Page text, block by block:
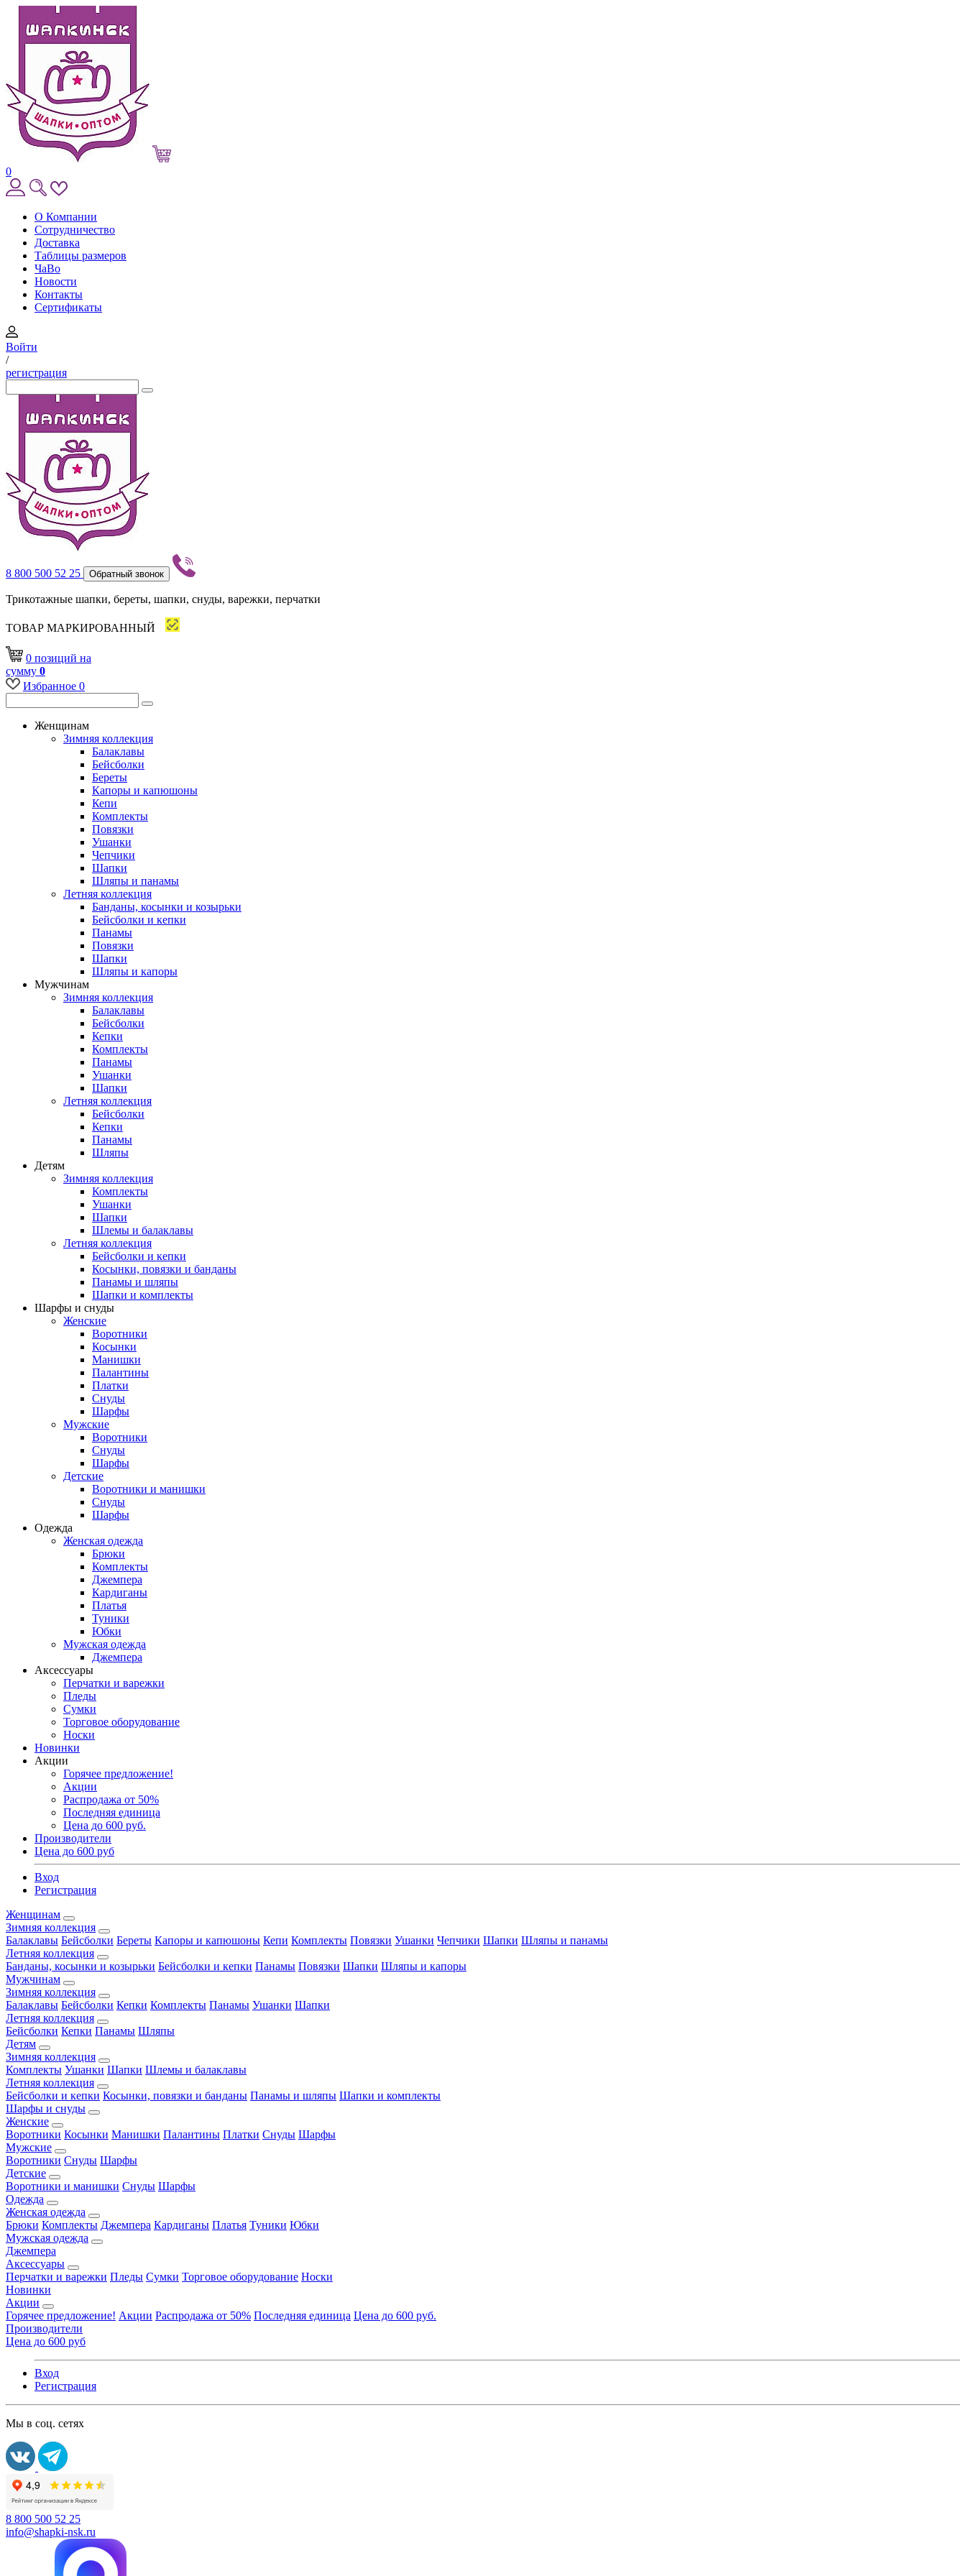
0
О Компании
Сотрудничество
Доставка
Таблицы размеров
ЧаВо
Новости
Контакты
Сертификаты
Войти
/
регистрация
8 800 500 52 25 Обратный звонок
Трикотажные шапки, береты, шапки, снуды, варежки, перчатки
ТОВАР МАРКИРОВАННЫЙ
0 позиций на
сумму 0
Избранное 0
Женщинам
Зимняя коллекция
Балаклавы
Бейсболки
Береты
Капоры и капюшоны
Кепи
Комплекты
Повязки
Ушанки
Чепчики
Шапки
Шляпы и панамы
Летняя коллекция
Банданы, косынки и козырьки
Бейсболки и кепки
Панамы
Повязки
Шапки
Шляпы и капоры
Мужчинам
Зимняя коллекция
Балаклавы
Бейсболки
Кепки
Комплекты
Панамы
Ушанки
Шапки
Летняя коллекция
Бейсболки
Кепки
Панамы
Шляпы
Детям
Зимняя коллекция
Комплекты
Ушанки
Шапки
Шлемы и балаклавы
Летняя коллекция
Бейсболки и кепки
Косынки, повязки и банданы
Панамы и шляпы
Шапки и комплекты
Шарфы и снуды
Женские
Воротники
Косынки
Манишки
Палантины
Платки
Снуды
Шарфы
Мужские
Воротники
Снуды
Шарфы
Детские
Воротники и манишки
Снуды
Шарфы
Одежда
Женская одежда
Брюки
Комплекты
Джемпера
Кардиганы
Платья
Туники
Юбки
Мужская одежда
Джемпера
Аксессуары
Перчатки и варежки
Пледы
Сумки
Торговое оборудование
Носки
Новинки
Акции
Горячее предложение!
Акции
Распродажа от 50%
Последняя единица
Цена до 600 руб.
Производители
Цена до 600 руб
Вход
Регистрация
Женщинам
Зимняя коллекция
Балаклавы Бейсболки Береты Капоры и капюшоны Кепи Комплекты Повязки Ушанки Чепчики Шапки Шляпы и панамы
Летняя коллекция
Банданы, косынки и козырьки Бейсболки и кепки Панамы Повязки Шапки Шляпы и капоры
Мужчинам
Зимняя коллекция
Балаклавы Бейсболки Кепки Комплекты Панамы Ушанки Шапки
Летняя коллекция
Бейсболки Кепки Панамы Шляпы
Детям
Зимняя коллекция
Комплекты Ушанки Шапки Шлемы и балаклавы
Летняя коллекция
Бейсболки и кепки Косынки, повязки и банданы Панамы и шляпы Шапки и комплекты
Шарфы и снуды
Женские
Воротники Косынки Манишки Палантины Платки Снуды Шарфы
Мужские
Воротники Снуды Шарфы
Детские
Воротники и манишки Снуды Шарфы
Одежда
Женская одежда
Брюки Комплекты Джемпера Кардиганы Платья Туники Юбки
Мужская одежда
Джемпера
Аксессуары
Перчатки и варежки Пледы Сумки Торговое оборудование Носки
Новинки
Акции
Горячее предложение! Акции Распродажа от 50% Последняя единица Цена до 600 руб.
Производители
Цена до 600 руб
Вход
Регистрация
Мы в соц. сетях
8 800 500 52 25
info@shapki-nsk.ru